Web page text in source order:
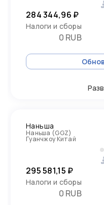
284 344,96 ₽
Налоги и сборы
0 RUB
Наньша
Наньша (GGZ)
Гуанчжоу Китай
295 581,15 ₽
Налоги и сборы
0 RUB